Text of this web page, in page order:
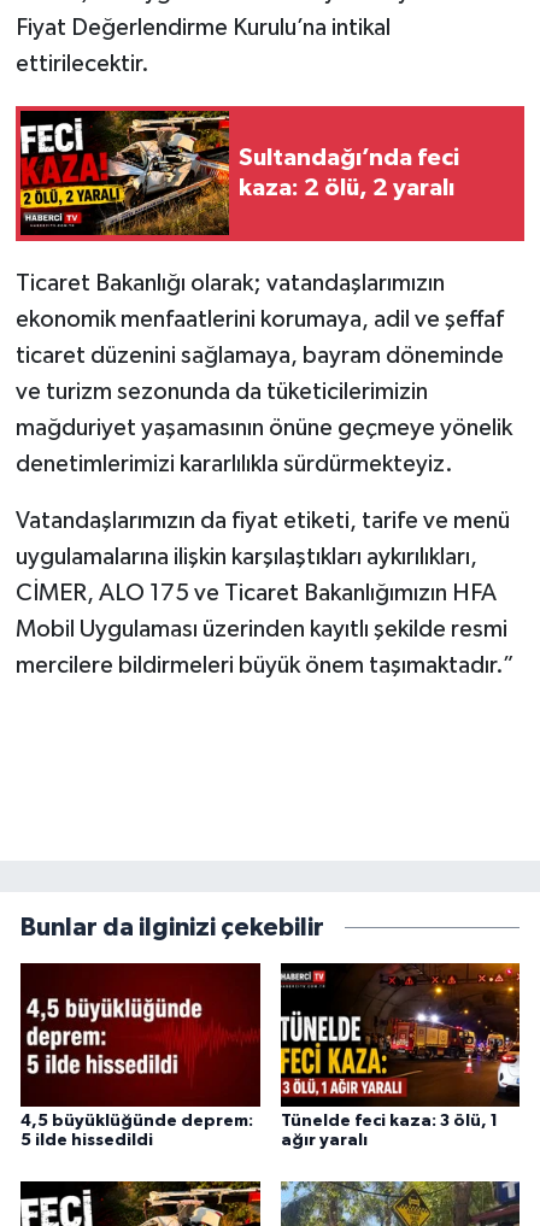
Fiyat Değerlendirme Kurulu’na intikal
ettirilecektir.
Sultandağı’nda feci
kaza: 2 ölü, 2 yaralı
Ticaret Bakanlığı olarak; vatandaşlarımızın
ekonomik menfaatlerini korumaya, adil ve şeffaf
ticaret düzenini sağlamaya, bayram döneminde
ve turizm sezonunda da tüketicilerimizin
mağduriyet yaşamasının önüne geçmeye yönelik
denetimlerimizi kararlılıkla sürdürmekteyiz.
Vatandaşlarımızın da fiyat etiketi, tarife ve menü
uygulamalarına ilişkin karşılaştıkları aykırılıkları,
CİMER, ALO 175 ve Ticaret Bakanlığımızın HFA
Mobil Uygulaması üzerinden kayıtlı şekilde resmi
mercilere bildirmeleri büyük önem taşımaktadır.”
Bunlar da ilginizi çekebilir
4,5 büyüklüğünde deprem:
5 ilde hissedildi
Tünelde feci kaza: 3 ölü, 1
ağır yaralı